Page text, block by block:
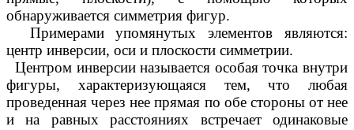
обнаруживается симметрия фигур.
Примерами упомянутых элементов являются:
центр инверсии, оси и плоскости симметрии.
Центром инверсии называется особая точка внутри
фигуры, характеризующаяся тем, что любая
проведенная через нее прямая по обе стороны от нее
и на равных расстояниях встречает одинаковые